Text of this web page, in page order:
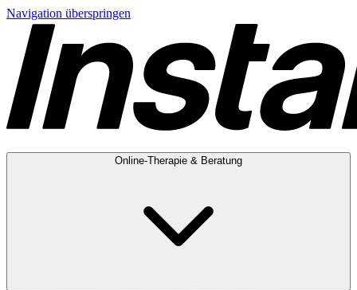
Navigation überspringen
Online-Therapie & Beratung